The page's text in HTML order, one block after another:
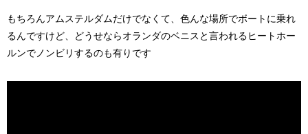
もちろんアムステルダムだけでなくて、色んな場所でボートに乗れ
るんですけど、どうせならオランダのベニスと言われるヒートホー
ルンでノンビリするのも有りです